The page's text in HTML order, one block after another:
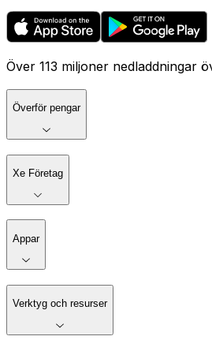
Över 113 miljoner nedladdningar
Överför pengar
Xe Företag
Appar
Verktyg och resurser